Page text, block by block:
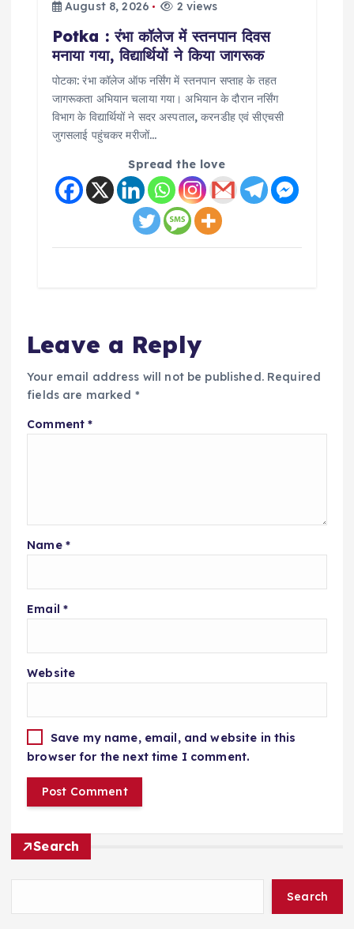
August 8, 2026 2 views
Potka : रंभा कॉलेज में स्तनपान दिवस
मनाया गया, विद्यार्थियों ने किया जागरूक
पोटका: रंभा कॉलेज ऑफ नर्सिंग में स्तनपान सप्ताह के तहत
जागरूकता अभियान चलाया गया। अभियान के दौरान नर्सिंग
विभाग के विद्यार्थियों ने सदर अस्पताल, करनडीह एवं सीएचसी
जुगसलाई पहुंचकर मरीजों…
Spread the love
Leave a Reply
Your email address will not be published. Required
fields are marked *
Comment*
Name *
Email *
Website
Save my name, email, and website in this
browser for the next time I comment.
Search
Search